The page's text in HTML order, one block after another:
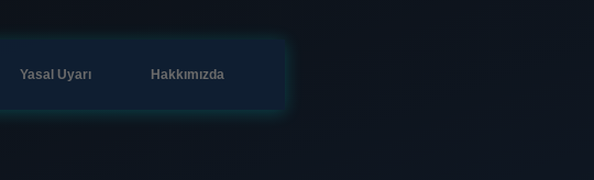
Yasal Uyarı Hakkımızda